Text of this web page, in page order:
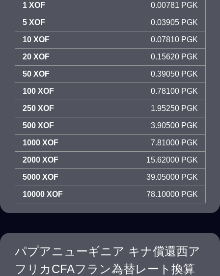
1 XOF 0.00781 PGK
5 XOF 0.03905 PGK
10 XOF 0.07810 PGK
20 XOF 0.15620 PGK
50 XOF 0.39050 PGK
100 XOF 0.78100 PGK
250 XOF 1.95250 PGK
500 XOF 3.90500 PGK
1000 XOF 7.81000 PGK
2000 XOF 15.62000 PGK
5000 XOF 39.05000 PGK
10000 XOF 78.10000 PGK
パプアニューギニア キナ償還西ア
フリカCFAフラン為替レート換算